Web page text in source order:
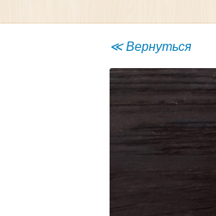
≪ Вернуться